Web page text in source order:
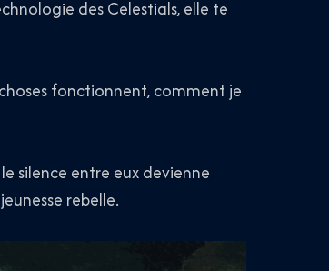
des Celestials, elle te
fonctionnent, comment je
silence entre eux devienne
rebelle.